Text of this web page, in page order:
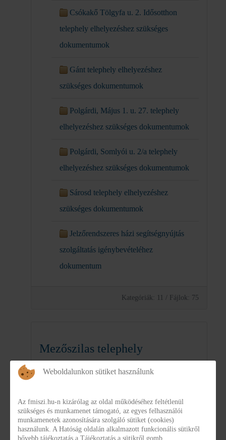
Csókakő Tölgyfa u. 2. Idősotthon
telephely elhelyezéshez szükséges
dokumentumok
Gánt telephely elhelyezéshez
szükséges dokumentumok
Polgárdi, Május 1. u. 27. telephely
elhelyezéshez szükséges dokumentumok
Polgárdi, Somlyói u. 2/a telephely
elhelyezéshez szükséges dokumentumok
Sárosd telephely elhelyezéshez
szükséges dokumentumok
Jelzőrendszeres házi segítségnyújtás
szolgáltatás igénybevételéhez
dokumentum
Kategóriák: 11 / Fájlok: 75
Mezőszilas telephely
elhelyezéshez szükséges
dokumentumok
Kategóriák: 0/Fájlok: 6
Weboldalunkon sütiket használunk
Az fmiszi.hu-n kizárólag az oldal működéséhez feltétlenül
szükséges és munkamenet támogató, az egyes felhasználói
munkamenetek azonosítására szolgáló sütiket (cookies)
használunk. A Hatóság oldalán alkalmazott funkcionális sütikről
bővebb tájékoztatás a Tájékoztatás a sütikről gomb